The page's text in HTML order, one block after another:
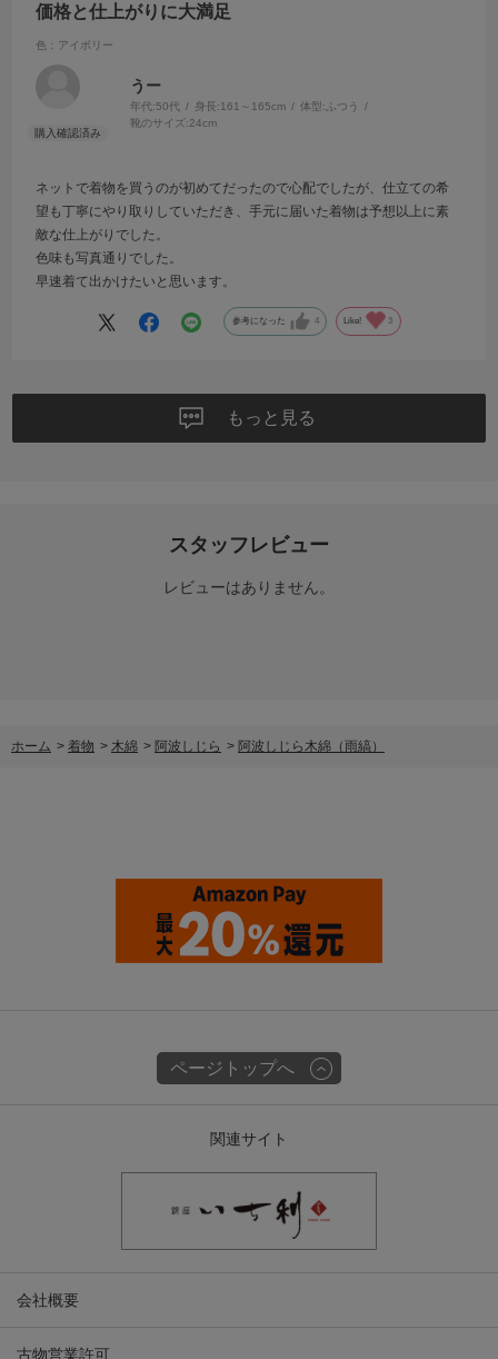
価格と仕上がりに大満足
色：アイボリー
うー
年代:50代 身長:161～165cm 体型: ふつう
靴のサイズ:24cm
ネットで着物を買うのが初めてだったので心配でしたが、仕立ての希
望も丁寧にやり取りしていただき、手元に届いた着物は予想以上に素
敵な仕上がりでした。
色味も写真通りでした。
早速着て出かけたいと思います。
参考になった 4 Like! 3
もっと見る
スタッフレビュー
レビューはありません。
ホーム > 着物 > 木綿 > 阿波しじら > 阿波しじら木綿（雨縞）
ページトップへ
関連サイト
会社概要
古物営業許可